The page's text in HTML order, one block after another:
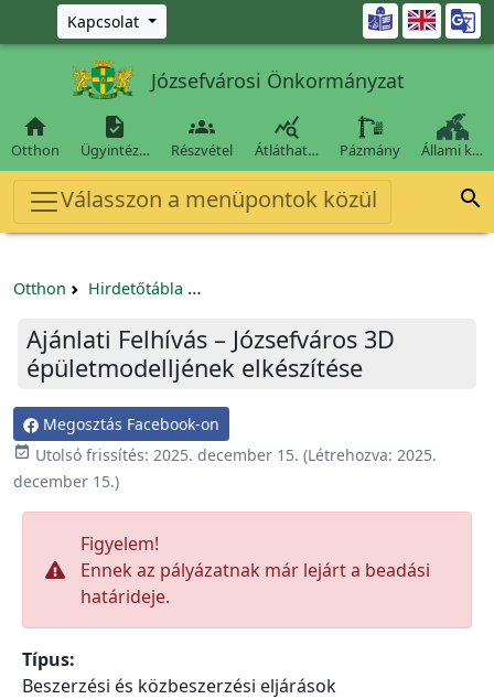
Ugrás a fő tartalomra
Kapcsolat 
Józsefvárosi Önkormányzat

Otthon

Ügyintéz…

Részvétel

Átláthat… Pázmány Állami k…
Válasszon a menüpontok közül 
Otthon Hirdetőtábla
Ajánlati Felhívás – Józsefváros 3D
épületmodelljének elkészítése
Megosztás Facebook-on
 Utolsó frissítés: 2025. december 15. (Létrehozva: 2025.
december 15.)
Figyelem!
Ennek az pályázatnak már lejárt a beadási
határideje.
Típus:
Beszerzési és közbeszerzési eljárások